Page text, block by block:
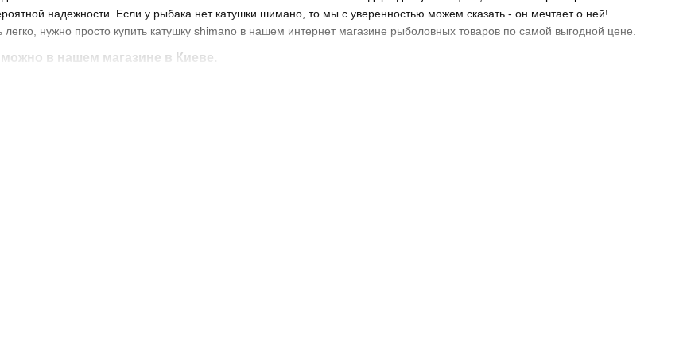
надежности. Если у рыбака нет катушки шимано, то мы с уверенностью можем сказать - он мечтает о ней!
легко, нужно просто купить катушку shimano в нашем интернет магазине рыболовных товаров по самой выгодной цене.
в нашем магазине в Киеве.